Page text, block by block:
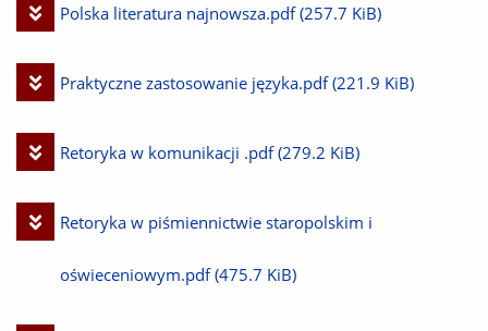
Pobierz
Polska literatura najnowsza.pdf (257.7 KiB)
Pobierz
Praktyczne zastosowanie języka.pdf (221.9 KiB)
Pobierz
Retoryka w komunikacji .pdf (279.2 KiB)
Pobierz
plik
Retoryka w piśmiennictwie staropolskim i
oświeceniowym.pdf (475.7 KiB)